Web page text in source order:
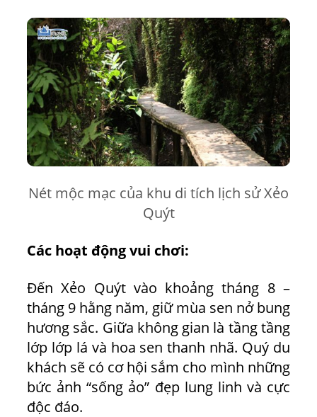
Nét mộc mạc của khu di tích lịch sử Xẻo
Quýt
Các hoạt động vui chơi:
Đến Xẻo Quýt vào khoảng tháng 8 –
tháng 9 hằng năm, giữ mùa sen nở bung
hương sắc. Giữa không gian là tầng tầng
lớp lớp lá và hoa sen thanh nhã. Quý du
khách sẽ có cơ hội sắm cho mình những
bức ảnh “sống ảo” đẹp lung linh và cực
độc đáo.